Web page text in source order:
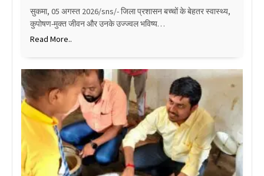
सुकमा, 05 अगस्त 2026/sns/- जिला प्रशासन बच्चों के बेहतर स्वास्थ्य,
कुपोषण-मुक्त जीवन और उनके उज्ज्वल भविष्य…
Read More..